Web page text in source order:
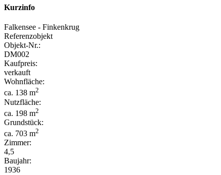
Kurzinfo
Falkensee - Finkenkrug
Referenzobjekt
Objekt-Nr.:
DM002
Kaufpreis:
verkauft
Wohnfläche:
ca. 138 m2
Nutzfläche:
ca. 198 m2
Grundstück:
ca. 703 m2
Zimmer:
4,5
Baujahr:
1936